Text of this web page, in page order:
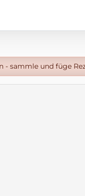
- sammle und füge